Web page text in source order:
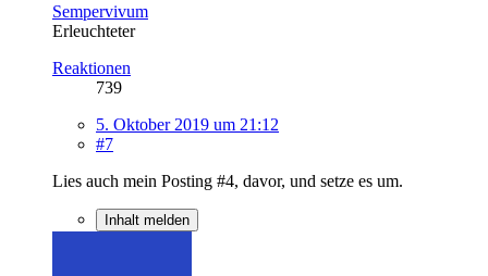
Sempervivum
Erleuchteter
Reaktionen
739
5. Oktober 2019 um 21:12
#7
Lies auch mein Posting #4, davor, und setze es um.
Inhalt melden